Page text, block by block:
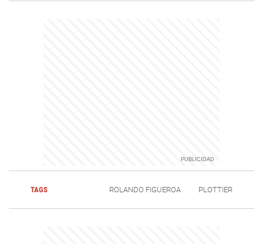
TAGS ROLANDO FIGUEROA PLOTTIER